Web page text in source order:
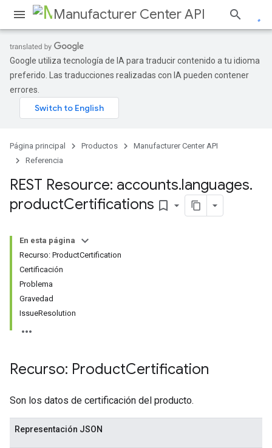
Manufacturer Center API
Google utiliza tecnología de IA para traducir contenido a tu idioma
preferido. Las traducciones realizadas con IA pueden contener
errores.
Página principal Productos
Manufacturer Center API
Referencia
REST Resource: accounts.languages.
productCertifications bookmark_border
En esta página
Recurso: ProductCertification
Certificación
Problema
Gravedad
IssueResolution
Recurso: ProductCertification
Son los datos de certificación del producto.
Representación JSON